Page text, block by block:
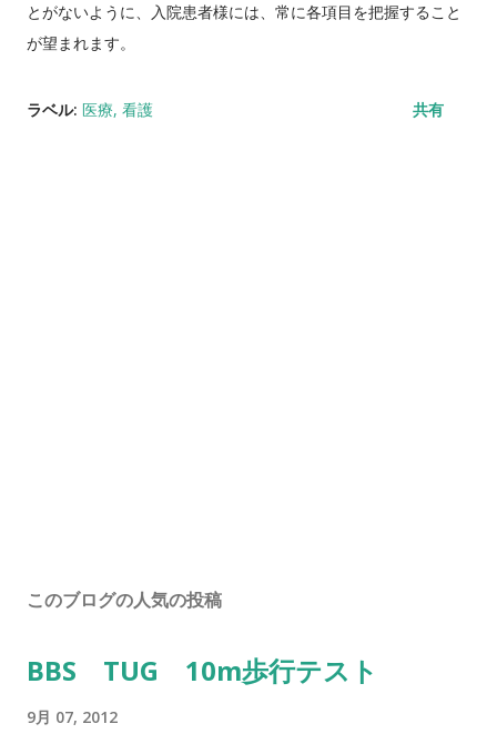
とがないように、入院患者様には、常に各項目を把握すること
が望まれます。
ラベル: 医療 看護 共有
このブログの人気の投稿
BBS TUG 10m歩行テスト
9月 07, 2012